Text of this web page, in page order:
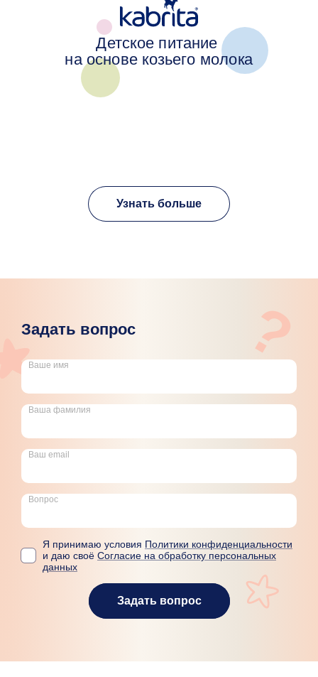
Детское питание
на основе козьего молока
Узнать больше
Задать вопрос
Ваше имя
Ваша фамилия
Ваш email
Вопрос
Я принимаю условия Политики конфиденциальности
и даю своё Согласие на обработку персональных
данных
Задать вопрос
?